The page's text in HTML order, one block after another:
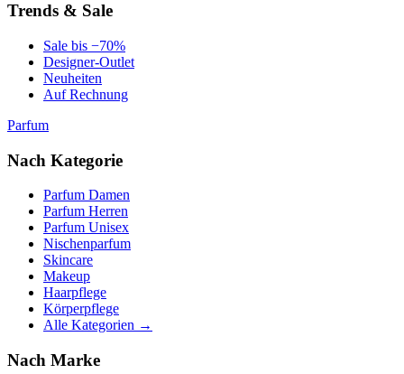
Trends & Sale
Sale bis −70%
Designer-Outlet
Neuheiten
Auf Rechnung
Parfum
Nach Kategorie
Parfum Damen
Parfum Herren
Parfum Unisex
Nischenparfum
Skincare
Makeup
Haarpflege
Körperpflege
Alle Kategorien →
Nach Marke